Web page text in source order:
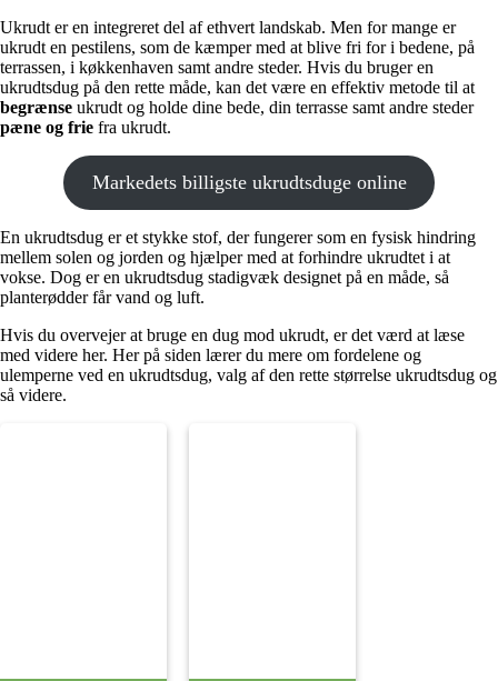
Ukrudt er en integreret del af ethvert landskab. Men for mange er
ukrudt en pestilens, som de kæmper med at blive fri for i bedene, på
terrassen, i køkkenhaven samt andre steder. Hvis du bruger en
ukrudtsdug på den rette måde, kan det være en effektiv metode til at
begrænse ukrudt og holde dine bede, din terrasse samt andre steder
pæne og frie fra ukrudt.
Markedets billigste ukrudtsduge online
En ukrudtsdug er et stykke stof, der fungerer som en fysisk hindring
mellem solen og jorden og hjælper med at forhindre ukrudtet i at
vokse. Dog er en ukrudtsdug stadigvæk designet på en måde, så
planterødder får vand og luft.
Hvis du overvejer at bruge en dug mod ukrudt, er det værd at læse
med videre her. Her på siden lærer du mere om fordelene og
ulemperne ved en ukrudtsdug, valg af den rette størrelse ukrudtsdug og
så videre.